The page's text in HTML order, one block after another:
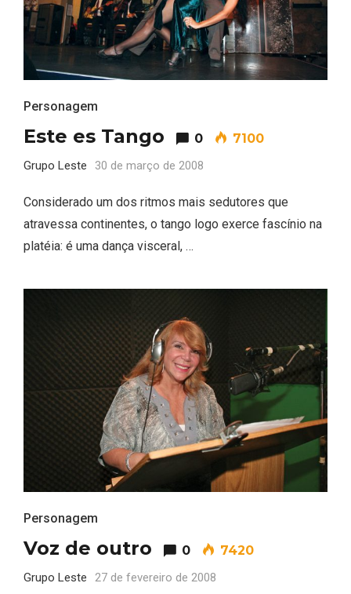
Personagem
Este es Tango 0 7100
Grupo Leste 30 de março de 2008
Considerado um dos ritmos mais sedutores que
atravessa continentes, o tango logo exerce fascínio na
platéia: é uma dança visceral, …
Personagem
Voz de outro 0 7420
Grupo Leste 27 de fevereiro de 2008